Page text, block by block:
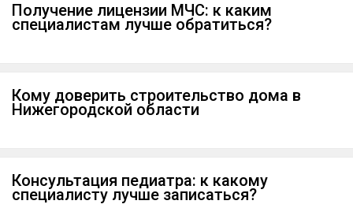
Получение лицензии МЧС: к каким
специалистам лучше обратиться?
Кому доверить строительство дома в
Нижегородской области
Консультация педиатра: к какому
специалисту лучше записаться?